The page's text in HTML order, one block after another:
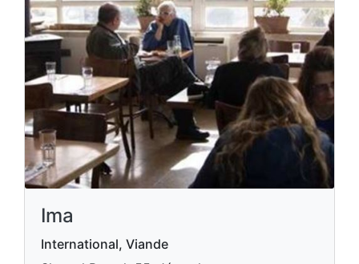
Ima
International, Viande